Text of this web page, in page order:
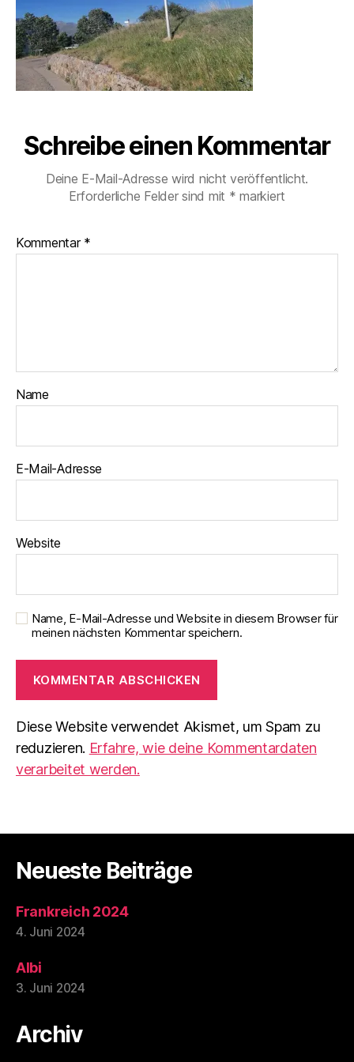
Schreibe einen Kommentar
Deine E-Mail-Adresse wird nicht veröffentlicht.
Erforderliche Felder sind mit * markiert
Kommentar *
Name
E-Mail-Adresse
Website
Name, E-Mail-Adresse und Website in diesem Browser für
meinen nächsten Kommentar speichern.
Diese Website verwendet Akismet, um Spam zu
reduzieren. Erfahre, wie deine Kommentardaten
verarbeitet werden.
Neueste Beiträge
Frankreich 2024
4. Juni 2024
Albi
3. Juni 2024
Archiv